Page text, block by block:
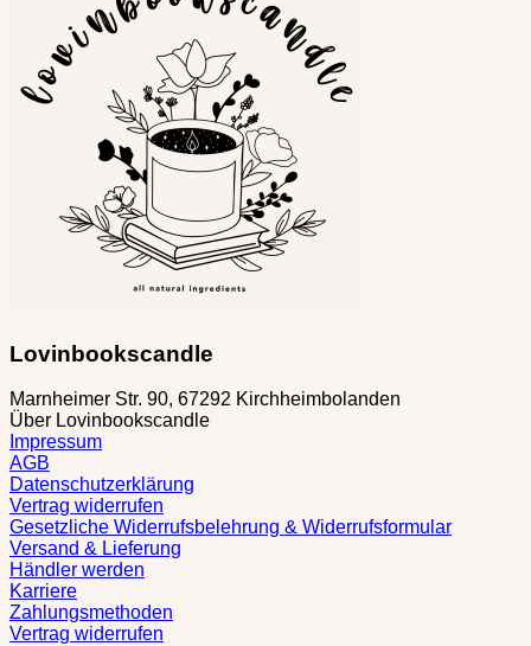
Optionen
können
auf
Produktseite
Lovinbookscandle
Marnheimer Str. 90, 67292 Kirchheimbolanden
Über Lovinbookscandle
Impressum
AGB
Datenschutzerklärung
Vertrag widerrufen
Gesetzliche Widerrufsbelehrung & Widerrufsformular
Versand & Lieferung
Händler werden
Karriere
Zahlungsmethoden
Vertrag widerrufen